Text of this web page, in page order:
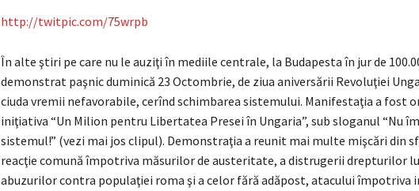
http://twitpic.com/75wrpb
În alte ştiri pe care nu le auziţi în mediile centrale, la Budapesta în jur de
demonstrat paşnic duminică 23 Octombrie, de ziua aniversării Revoluţiei
ciuda vremii nefavorabile, cerînd schimbarea sistemului. Manifestaţia a fost
iniţiativa “Un Milion pentru Libertatea Presei în Ungaria”, sub sloganul “Nu
sistemul!” (vezi mai jos clipul). Demonstraţia a reunit mai multe mişcări din
reacţie comună împotriva măsurilor de austeritate, a distrugerii drepturilor
abuzurilor contra populaţiei roma şi a celor fără adăpost, atacului